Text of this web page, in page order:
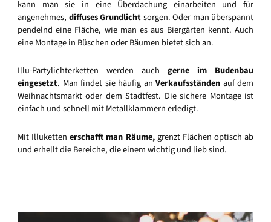
kann man sie in eine Überdachung einarbeiten und für
angenehmes, diffuses Grundlichtsorgen. Oder man überspannt
pendelnd eine Fläche, wie man es aus Biergärten kennt. Auch
eine Montage in Büschen oder Bäumen bietet sich an.
Illu-Partylichterketten werden auch gerne im Budenbau
eingesetzt. Man findet sie häufig an Verkaufsständen auf dem
Weihnachtsmarkt oder dem Stadtfest. Die sichere Montage ist
einfach und schnell mit Metallklammern erledigt.
Mit Illukettenerschafft man Räume,grenzt Flächen optisch ab
und erhellt die Bereiche, die einem wichtig und lieb sind.